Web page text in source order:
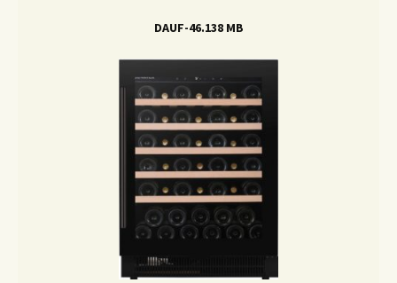
DAUF-46.138 MB